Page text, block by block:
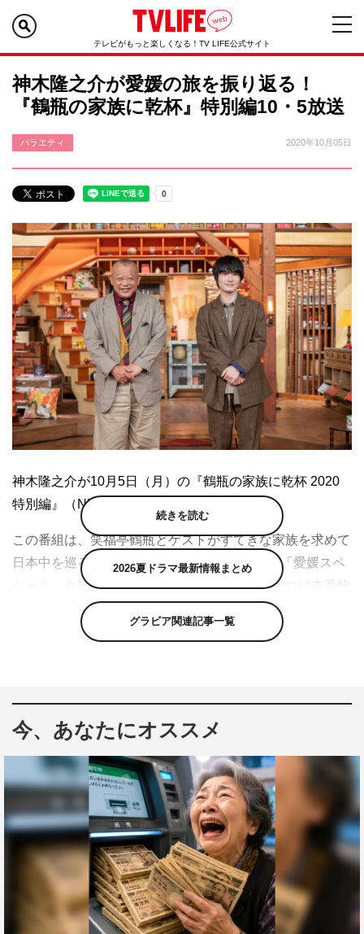
テレビがもっと楽しくなる！TV LIFE公式サイト
神木隆之介が愛媛の旅を振り返る！
『鶴瓶の家族に乾杯』特別編10・5放送
バラエティ 2020年10月05日
神木隆之介が10月5日（月）の『鶴瓶の家族に乾杯 2020
特別編』（NHK総合）に出演する。
この番組は、笑福亭鶴瓶とゲストがすてきな家族を求めて
日本中を巡る“ぶっつけ本番”の旅番組。今回は「愛媛スペ
シャル」と題し、これまで鶴瓶とゲストがぶっつけ本番旅
で訪問した愛媛の全12回の旅の中から、爆笑や感動の名シ
ーンを選りすぐって紹介する。
ゲストの神木は、2019年に「大好きなみかんを食べた
続きを読む
2026夏ドラマ最新情報まとめ
グラビア関連記事一覧
今、あなたにオススメ